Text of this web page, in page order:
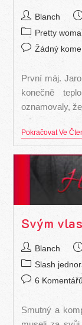
Autor
příspěvku
Blanch
byl
Rubriky
příspěvku
Pretty
Komentáře
Žádný
První máj.
konečně
oznamovaly,
Pokračovat Ve
Svým
Autor
příspěvku
Blanch
Rubriky
příspěvku
Slash
Komentáře
6 Komentářů
Smutný a